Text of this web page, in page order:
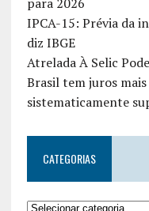
IPCA-15: Prévia da
diz IBGE
Atrelada À Selic
Brasil tem juros
sistematicamente
CATEGORIAS